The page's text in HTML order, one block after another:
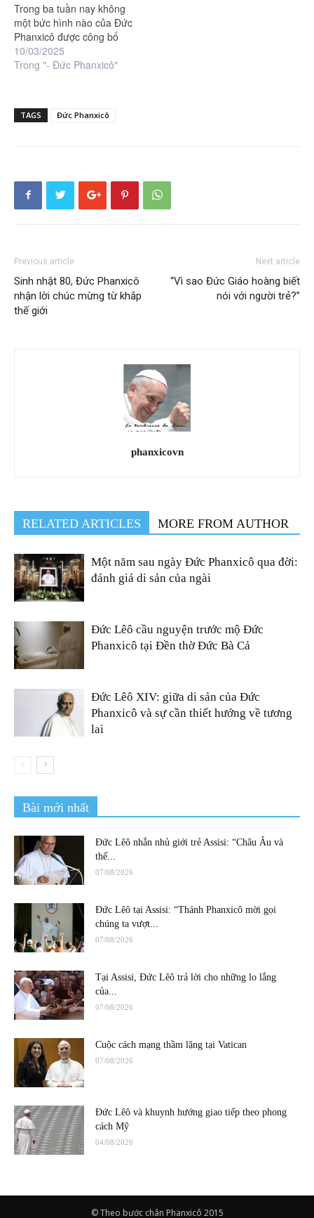
Trong ba tuần nay không
một bức hình nào của Đức
Phanxicô được công bố
10/03/2025
Trong "- Đức Phanxicô"
TAGS Đức Phanxicô
Previous article
Sinh nhật 80, Đức Phanxicô
nhận lời chúc mừng từ khắp
thế giới
Next article
“Vì sao Đức Giáo hoàng biết
nói với người trẻ?”
phanxicovn
RELATED ARTICLES MORE FROM AUTHOR
Một năm sau ngày Đức Phanxicô qua đời:
đánh giá di sản của ngài
Đức Lêô cầu nguyện trước mộ Đức
Phanxicô tại Đền thờ Đức Bà Cả
Đức Lêô XIV: giữa di sản của Đức
Phanxicô và sự cần thiết hướng về tương
lai
Bài mới nhất
Đức Lêô nhắn nhủ giới trẻ Assisi: “Châu Âu và
thế...
07/08/2026
Đức Lêô tại Assisi: “Thánh Phanxicô mời gọi
chúng ta vượt...
07/08/2026
Tại Assisi, Đức Lêô trả lời cho những lo lắng
của...
07/08/2026
Cuộc cách mạng thầm lặng tại Vatican
07/08/2026
Đức Lêô và khuynh hướng giao tiếp theo phong
cách Mỹ
04/08/2026
© Theo bước chân Phanxicô 2015